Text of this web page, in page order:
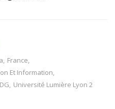
, France,
Et Information,
, Université Lumière Lyon 2